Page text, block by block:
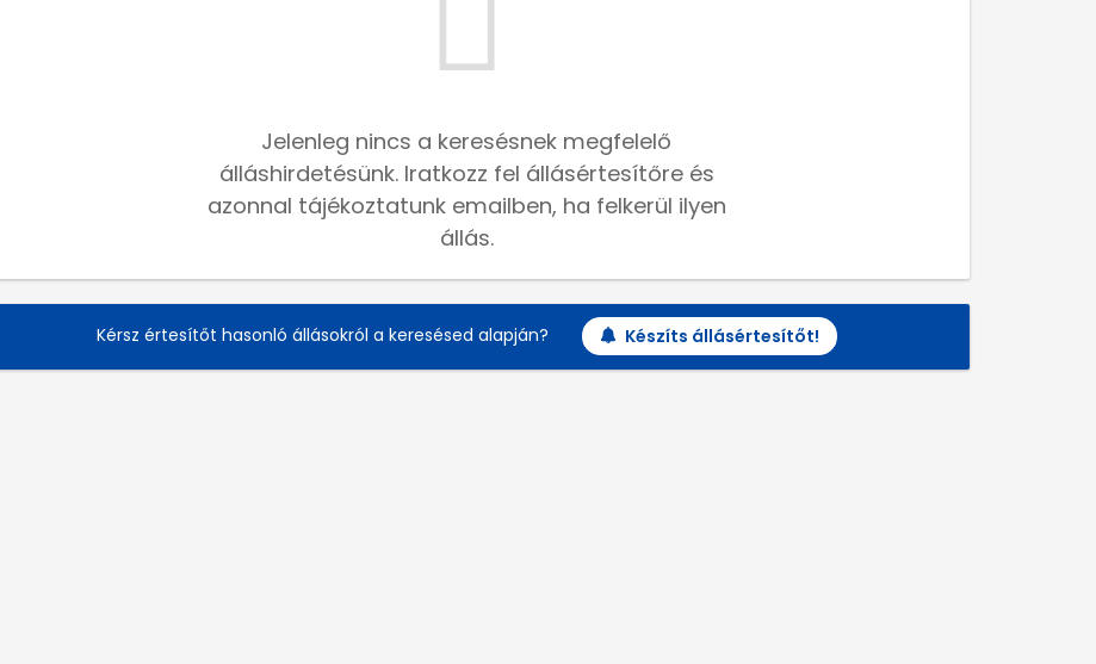
Jelenleg nincs a keresésnek megfelelő
álláshirdetésünk. Iratkozz fel állásértesítőre és
azonnal tájékoztatunk emailben, ha felkerül ilyen
állás.
Kérsz értesítőt hasonló állásokról a keresésed alapján? Készíts állásértesítőt!